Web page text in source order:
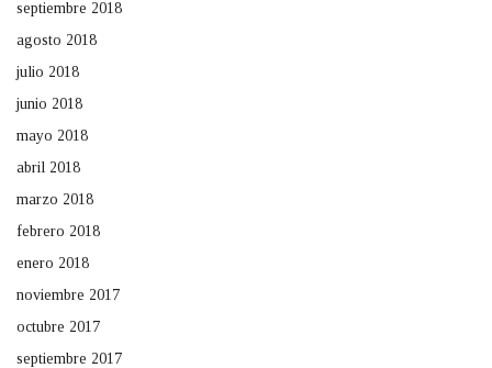
septiembre 2018
agosto 2018
julio 2018
junio 2018
mayo 2018
abril 2018
marzo 2018
febrero 2018
enero 2018
noviembre 2017
octubre 2017
septiembre 2017